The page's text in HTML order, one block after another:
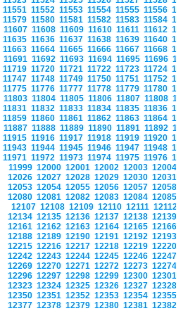
11551 11552 11553 11554 11555 11556
11579 11580 11581 11582 11583 11584
11607 11608 11609 11610 11611 11612
11635 11636 11637 11638 11639 11640
11663 11664 11665 11666 11667 11668
11691 11692 11693 11694 11695 11696
11719 11720 11721 11722 11723 11724
11747 11748 11749 11750 11751 11752
11775 11776 11777 11778 11779 11780
11803 11804 11805 11806 11807 11808
11831 11832 11833 11834 11835 11836
11859 11860 11861 11862 11863 11864
11887 11888 11889 11890 11891 11892
11915 11916 11917 11918 11919 11920
11943 11944 11945 11946 11947 11948
11971 11972 11973 11974 11975 11976
11999 12000 12001 12002 12003 12004
12026 12027 12028 12029 12030 12031
12053 12054 12055 12056 12057 12058
12080 12081 12082 12083 12084 12085
12107 12108 12109 12110 12111
12134 12135 12136 12137 12138 12139
12161 12162 12163 12164 12165 12166
12188 12189 12190 12191 12192 12193
12215 12216 12217 12218 12219 12220
12242 12243 12244 12245 12246 12247
12269 12270 12271 12272 12273 12274
12296 12297 12298 12299 12300 12301
12323 12324 12325 12326 12327 12328
12350 12351 12352 12353 12354 12355
12377 12378 12379 12380 12381 12382